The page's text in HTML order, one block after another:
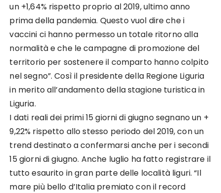
un +1,64% rispetto proprio al 2019, ultimo anno
prima della pandemia. Questo vuol dire che i
vaccini ci hanno permesso un totale ritorno alla
normalità e che le campagne di promozione del
territorio per sostenere il comparto hanno colpito
nel segno”. Così il presidente della Regione Liguria
in merito all’andamento della stagione turistica in
Liguria.
I dati reali dei primi 15 giorni di giugno segnano un +
9,22% rispetto allo stesso periodo del 2019, con un
trend destinato a confermarsi anche per i secondi
15 giorni di giugno. Anche luglio ha fatto registrare il
tutto esaurito in gran parte delle località liguri. “Il
mare più bello d’Italia premiato con il record